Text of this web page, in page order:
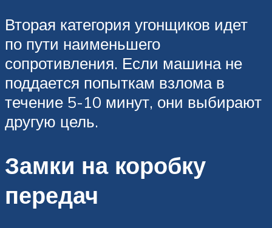
Вторая категория угонщиков идет
по пути наименьшего
сопротивления. Если машина не
поддается попыткам взлома в
течение 5-10 минут, они выбирают
другую цель.
Замки на коробку
передач